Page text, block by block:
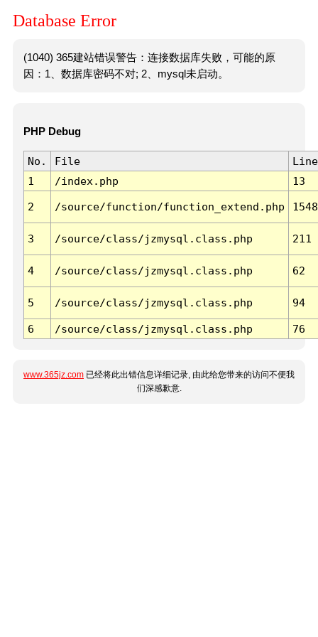
Database Error
(1040) 365建站错误警告：连接数据库失败，可能的原
因：1、数据库密码不对; 2、mysql未启动。
PHP Debug
No. File
Line
1
/index.php 13
2 /source/function/function_extend.php 1548
3 /source/class/jzmysql.class.php 211
4 /source/class/jzmysql.class.php 62
5 /source/class/jzmysql.class.php 94
6 /source/class/jzmysql.class.php 76
www.365jz.com 已经将此出错信息详细记录, 由此给您带来的访问不便我
们深感歉意.